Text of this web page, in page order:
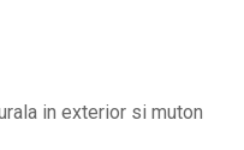
in exterior si muton